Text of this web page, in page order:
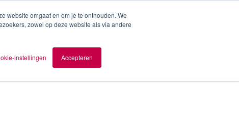
website omgaat en om je te onthouden. We
zowel op deze website als via andere
instellingen Accepteren